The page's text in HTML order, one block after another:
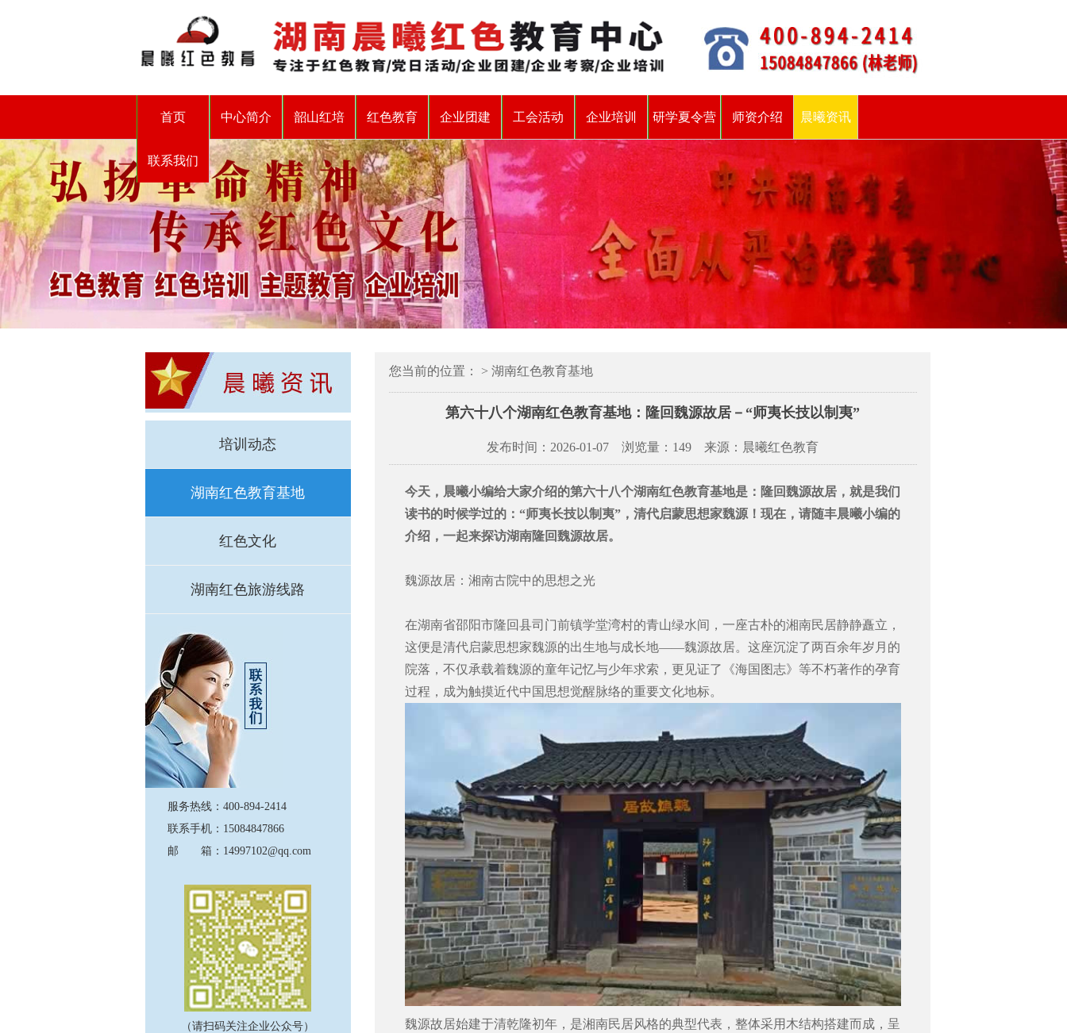
首页 中心简介 韶山红培 红色教育 企业团建 工会活动 企业培训 研学夏令营 师资介绍 晨曦资讯
联系我们
培训动态
湖南红色教育基地
红色文化
湖南红色旅游线路
服务热线：400-894-2414
联系手机：15084847866
邮 箱：14997102@qq.com
（请扫码关注企业公众号）
您当前的位置： > 湖南红色教育基地
第六十八个湖南红色教育基地：隆回魏源故居－“师夷长技以制夷”
发布时间：2026-01-07 浏览量： 149 来源：晨曦红色教育
今天，晨曦小编给大家介绍的第六十八个湖南红色教育基地是：隆回魏源故居，就是我们
读书的时候学过的：“师夷长技以制夷”，清代启蒙思想家魏源！现在，请随丰晨曦小编的
介绍，一起来探访湖南隆回魏源故居。
魏源故居：湘南古院中的思想之光
在湖南省邵阳市隆回县司门前镇学堂湾村的青山绿水间，一座古朴的湘南民居静静矗立，
这便是清代启蒙思想家魏源的出生地与成长地——魏源故居。这座沉淀了两百余年岁月的
院落，不仅承载着魏源的童年记忆与少年求索，更见证了《海国图志》等不朽著作的孕育
过程，成为触摸近代中国思想觉醒脉络的重要文化地标。
魏源故居始建于清乾隆初年，是湘南民居风格的典型代表，整体采用木结构搭建而成，呈